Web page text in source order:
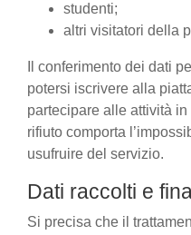
studenti;
altri visitatori della
Il conferimento dei dati
potersi iscrivere alla
partecipare alle attività in
rifiuto comporta
usufruire del servizio.
Dati raccolti e
Si precisa che il